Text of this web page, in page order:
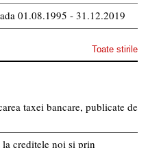
01.08.1995 - 31.12.2019
Toate stirile
taxei bancare, publicate de
creditele noi si prin